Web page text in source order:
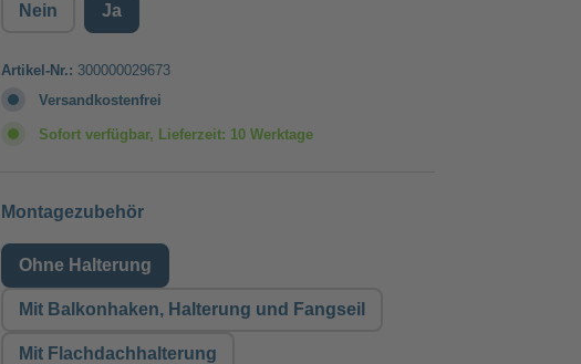
Nein Ja
Artikel-Nr.: 300000029673
Versandkostenfrei
Sofort verfügbar, Lieferzeit: 10 Werktage
Montagezubehörauswählen
Ohne Halterung
Mit Balkonhaken, Halterung und Fangseil
Mit Flachdachhalterung